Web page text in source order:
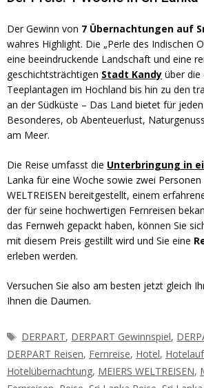
Der Gewinn von 7 Übernachtungen auf
wahres Highlight. Die „Perle des Indischen
eine beeindruckende Landschaft und eine
geschichtsträchtigen Stadt Kandy über die
Teeplantagen im Hochland bis hin zu den
an der Südküste – Das Land bietet für
Besonderes, ob Abenteuerlust,
am Meer.
Die Reise umfasst die Unterbringung in
Lanka für eine Woche sowie zwei Personen
WELTREISEN bereitgestellt, einem
der für seine hochwertigen Fernreisen
das Fernweh gepackt haben, können Sie
mit diesem Preis gestillt wird und Sie eine
erleben werden.
Versuchen Sie also am besten jetzt gleich
Ihnen die Daumen.
Schlagwörter
DERPART, DERPART Gewinnspiel,
DERPART Reisen, Fernreise, Hotel,
Hotelübernachtung, MEIERS WELTREISEN,